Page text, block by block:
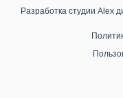
Разработка студии Alex